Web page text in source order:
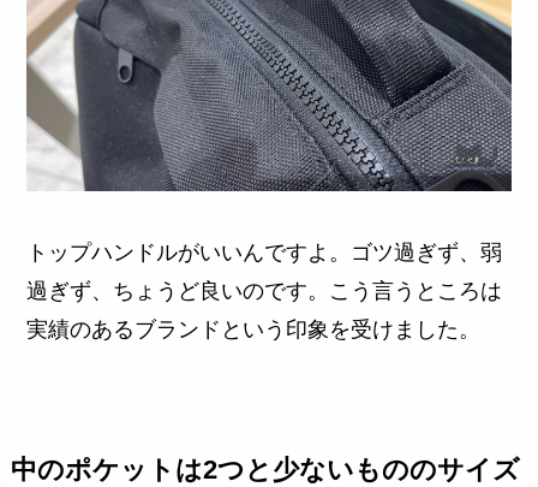
トップハンドルがいいんですよ。ゴツ過ぎず、弱
過ぎず、ちょうど良いのです。こう言うところは
実績のあるブランドという印象を受けました。
中のポケットは2つと少ないもののサイズ